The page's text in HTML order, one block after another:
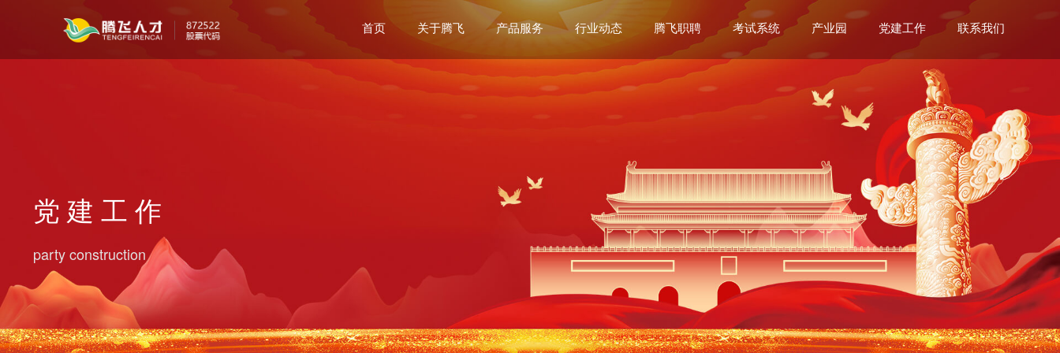
首页 关于腾飞 产品服务 行业动态 腾飞职聘 考试系统 产业园 党建工作 联系我们
党 建 工 作
party construction